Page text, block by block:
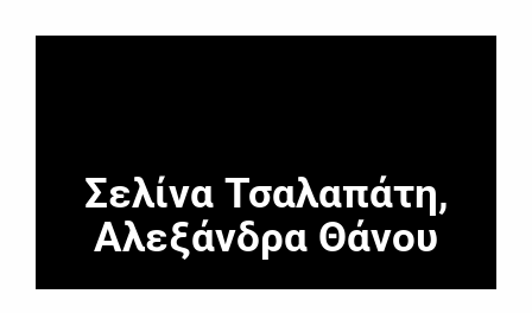
Σελίνα Τσαλαπάτη,
Αλεξάνδρα Θάνου